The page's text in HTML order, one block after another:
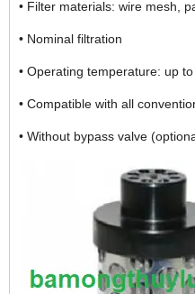
• Filter materials: wire mesh,
• Nominal filtration
• Operating temperature: up to
• Compatible with all
• Without bypass valve